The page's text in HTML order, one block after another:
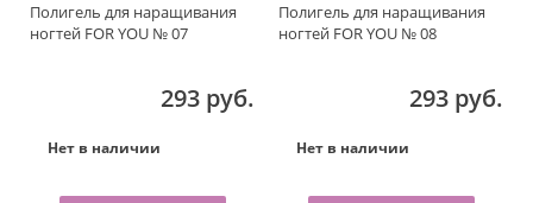
Полигель для наращивания
ногтей FOR YOU № 07
293 руб.
Нет в наличии
Полигель для наращивания
ногтей FOR YOU № 08
293 руб.
Нет в наличии